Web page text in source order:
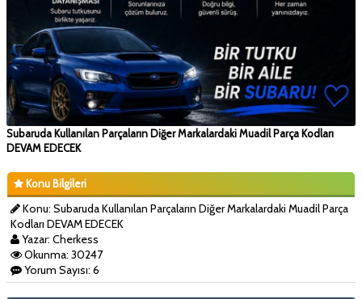
Subaruda Kullanılan Parçaların Diğer Markalardaki Muadil Parça Kodları
DEVAM EDECEK
Konu Bilgileri
Konu: Subaruda Kullanılan Parçaların Diğer Markalardaki Muadil Parça
Kodları DEVAM EDECEK
Yazar: Cherkess
Okunma: 30247
Yorum Sayısı: 6